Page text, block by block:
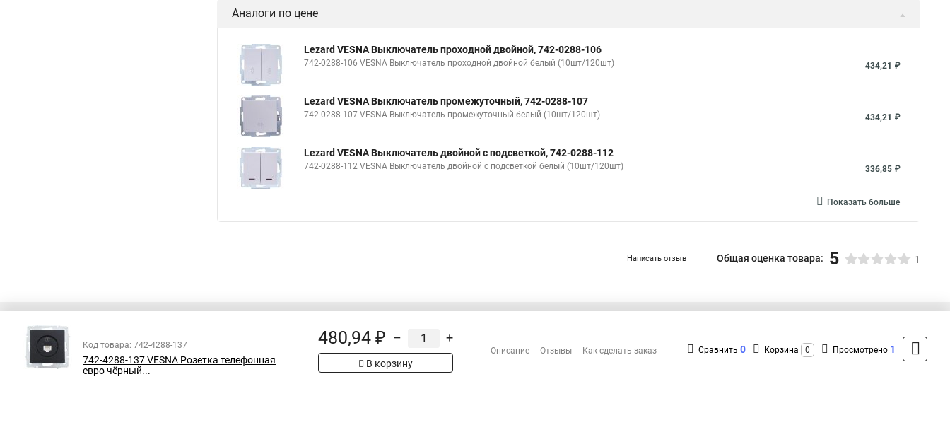
Аналоги по цене
Lezard VESNA Выключатель проходной двойной, 742-0288-106
742-0288-106 VESNA Выключатель проходной двойной белый (10шт/120шт) 434,21 ₽
Lezard VESNA Выключатель промежуточный, 742-0288-107
742-0288-107 VESNA Выключатель промежуточный белый (10шт/120шт) 434,21 ₽
Lezard VESNA Выключатель двойной с подсветкой, 742-0288-112
742-0288-112 VESNA Выключатель двойной с подсветкой белый (10шт/120шт) 336,85 ₽
Показать больше
Написать отзыв Общая оценка товара: 5 1
Все права защищены
Сотрудничество
+7 (495) 432-09-09
MAX: +7 (936) 148-00-15
Код товара: 742-4288-137
742-4288-137 VESNA Розетка телефонная
евро чёрный...
480,94 ₽ – +
В корзину
Описание Отзывы Как сделать заказ Сравнить 0 Корзина 0 Просмотрено 1